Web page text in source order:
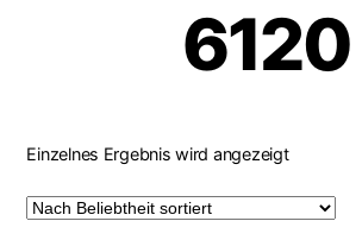
6120
Einzelnes Ergebnis wird angezeigt